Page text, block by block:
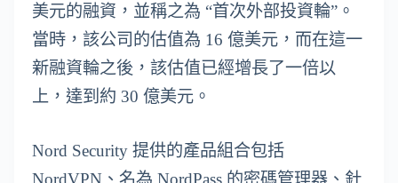
美元的融資，並稱之為 “首次外部投資輪”。
當時，該公司的估值為 16 億美元，而在這一
新融資輪之後，該估值已經增長了一倍以
上，達到約 30 億美元。
Nord Security 提供的產品組合包括
NordVPN、名為 NordPass 的密碼管理器、針